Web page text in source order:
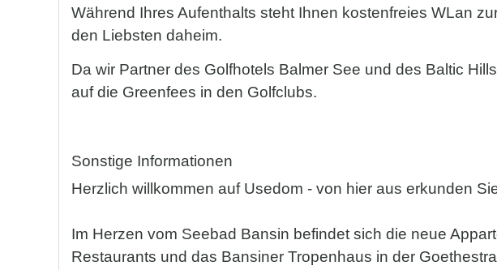
Während Ihres Aufenthalts steht Ihnen kostenfreies WLan
den Liebsten daheim.
Da wir Partner des Golfhotels Balmer See und des Baltic
auf die Greenfees in den Golfclubs.
Sonstige Informationen
Herzlich willkommen auf Usedom - von hier aus erkunden
Im Herzen vom Seebad Bansin befindet sich die neue
Restaurants und das Bansiner Tropenhaus in der